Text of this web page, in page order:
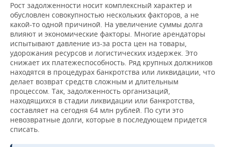
Рост задолженности носит комплексный характер и
обусловлен совокупностью нескольких факторов, а не
какой-то одной причиной. На увеличение суммы долга
влияют и экономические факторы. Многие арендаторы
испытывают давление из-за роста цен на товары,
удорожания ресурсов и логистических издержек. Это
снижает их платежеспособность. Ряд крупных должников
находятся в процедурах банкротства или ликвидации, что
делает возврат средств сложным и длительным
процессом. Так, задолженность организаций,
находящихся в стадии ликвидации или банкротства,
составляет на сегодня 64 млн рублей. По сути это
невозвратные долги, которые в последующем придется
списать.